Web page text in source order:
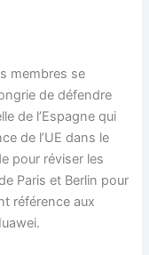
membres se
de défendre
de l’Espagne qui
de l’UE dans le
pour réviser les
Paris et Berlin pour
référence aux